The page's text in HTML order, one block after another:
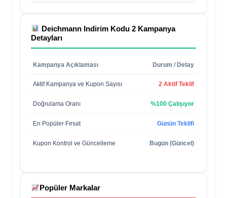
Deichmann Indirim Kodu 2 Kampanya
Detayları
Kampanya Açıklaması Durum / Detay
Aktif Kampanya ve Kupon Sayısı 2 Aktif Teklif
Doğrulama Oranı %100 Çalışıyor
En Popüler Fırsat Günün Teklifi
Kupon Kontrol ve Güncelleme Bugün (Güncel)
Popüler Markalar